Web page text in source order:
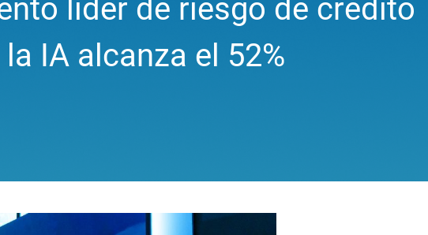
líder de riesgo de crédito
IA alcanza el 52%